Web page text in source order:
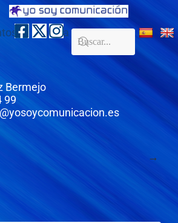
Galería Contacto
Bermejo
99